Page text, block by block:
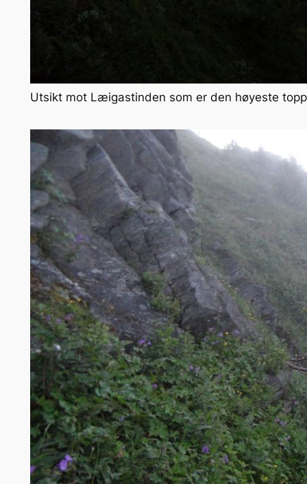
Utsikt mot Læigastinden som er den høyeste